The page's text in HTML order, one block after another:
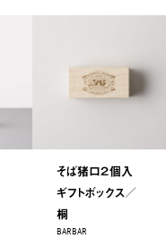
そば猪口２個入
ギフトボックス／
桐
BARBAR